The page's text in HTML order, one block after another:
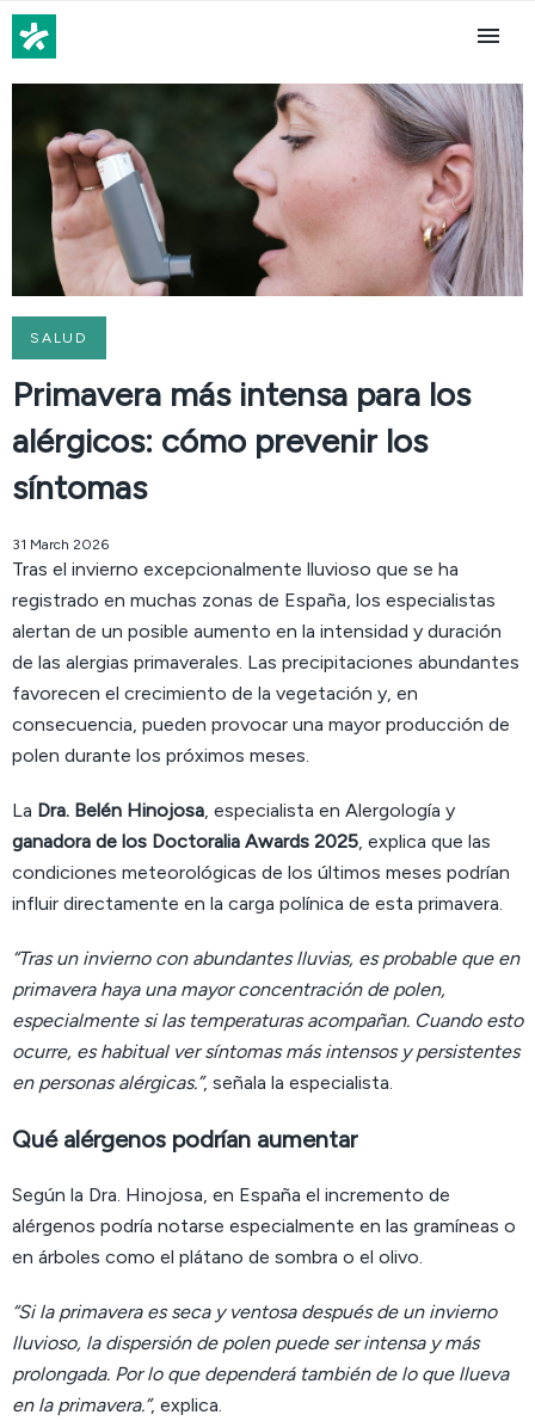
SALUD
Primavera más intensa para los
alérgicos: cómo prevenir los
síntomas
31 March 2026
Tras el invierno excepcionalmente lluvioso que se ha
registrado en muchas zonas de España, los especialistas
alertan de un posible aumento en la intensidad y duración
de las alergias primaverales. Las precipitaciones abundantes
favorecen el crecimiento de la vegetación y, en
consecuencia, pueden provocar una mayor producción de
polen durante los próximos meses.
La Dra. Belén Hinojosa, especialista en Alergología y
ganadora de los Doctoralia Awards 2025, explica que las
condiciones meteorológicas de los últimos meses podrían
influir directamente en la carga polínica de esta primavera.
“Tras un invierno con abundantes lluvias, es probable que en
primavera haya una mayor concentración de polen,
especialmente si las temperaturas acompañan. Cuando esto
ocurre, es habitual ver síntomas más intensos y persistentes
en personas alérgicas.”, señala la especialista.
Qué alérgenos podrían aumentar
Según la Dra. Hinojosa, en España el incremento de
alérgenos podría notarse especialmente en las gramíneas o
en árboles como el plátano de sombra o el olivo.
“Si la primavera es seca y ventosa después de un invierno
lluvioso, la dispersión de polen puede ser intensa y más
prolongada. Por lo que dependerá también de lo que llueva
en la primavera.”, explica.